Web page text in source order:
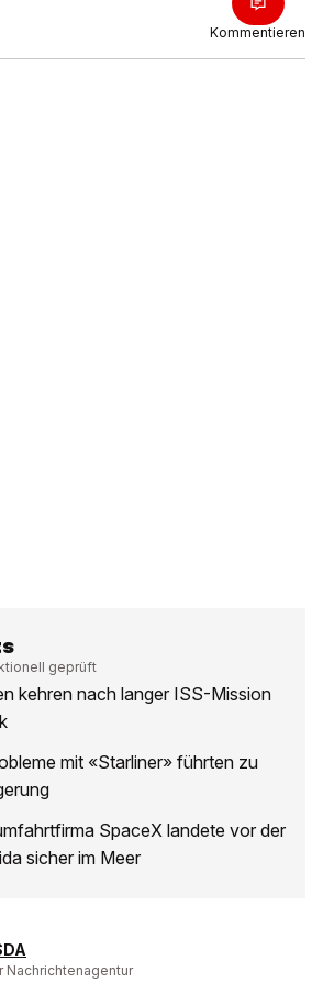
Kommentieren
geprüft
kehren nach langer ISS-Mission
mit «Starliner» führten zu
SpaceX landete vor der
sicher im Meer
Nachrichtenagentur